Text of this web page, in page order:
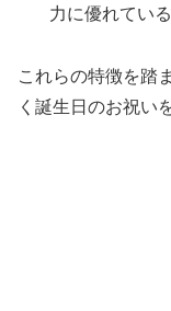
力に優れている
これらの特徴を踏
く誕生日のお祝い